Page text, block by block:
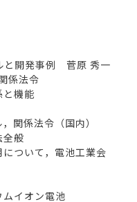
と開発事例 菅原 秀一
係法令
機能
関係法令（国内）
般
ついて，電池工業会
イオン電池